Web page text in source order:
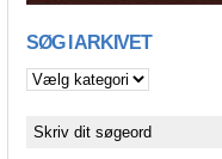
SØG I ARKIVET